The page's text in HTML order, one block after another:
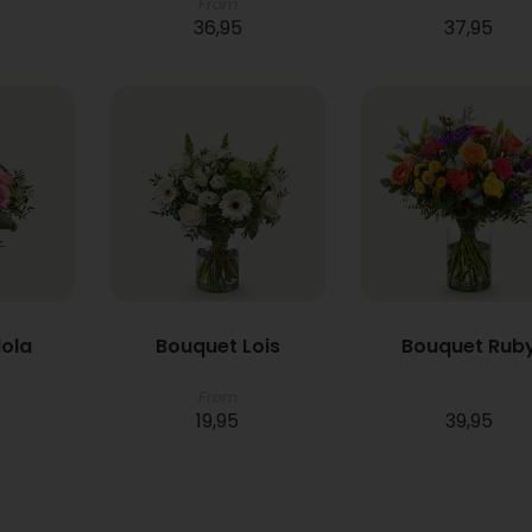
36,95 37,95
Bouquet Lois
19,95
Bouquet
39,95